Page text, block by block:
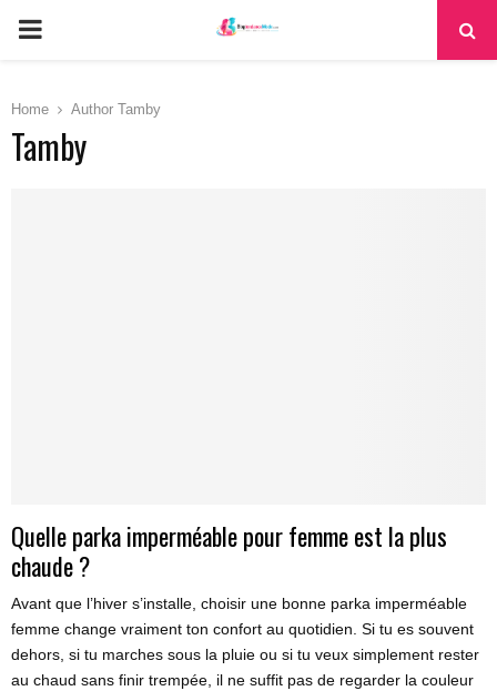
PRIMARY
Home Author Tamby
Tamby
Quelle parka imperméable pour femme est la plus
chaude ?
Avant que l’hiver s’installe, choisir une bonne parka imperméable
femme change vraiment ton confort au quotidien. Si tu es souvent
dehors, si tu marches sous la pluie ou si tu veux simplement rester
au chaud sans finir trempée, il ne suffit pas de regarder la couleur